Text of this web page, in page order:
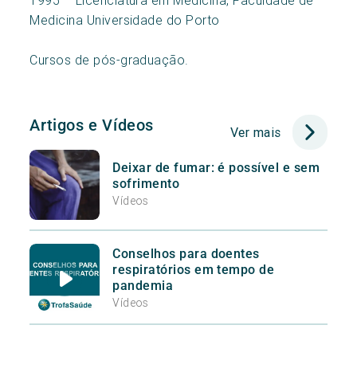
Medicina Universidade do Porto
Cursos de pós-graduação.
Artigos e Vídeos Ver mais
Deixar de fumar: é possível e sem
sofrimento
Vídeos
Conselhos para doentes
respiratórios em tempo de
pandemia
Vídeos